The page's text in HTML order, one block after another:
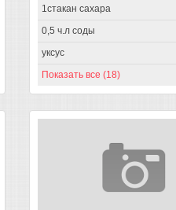
1стакан сахара
0,5 ч.л соды
уксус
Показать все (18)